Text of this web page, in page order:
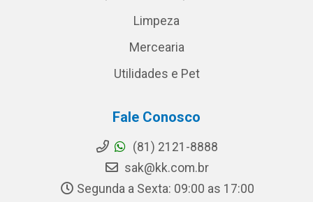
Limpeza
Mercearia
Utilidades e Pet
Fale Conosco
(81) 2121-8888
sak@kk.com.br
Segunda a Sexta: 09:00 as 17:00